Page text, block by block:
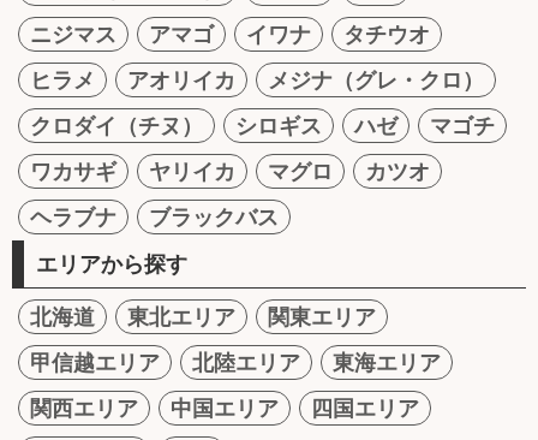
ニジマス
アマゴ イワナ
タチウオ
ヒラメ
アオリイカ
メジナ（グレ・クロ）
クロダイ（チヌ）
シロギス ハゼ
マゴチ
ワカサギ
ヤリイカ マグロ
カツオ
ヘラブナ
ブラックバス
エリアから探す
北海道 東北エリア
関東エリア
甲信越エリア
北陸エリア
東海エリア
関西エリア
中国エリア
四国エリア